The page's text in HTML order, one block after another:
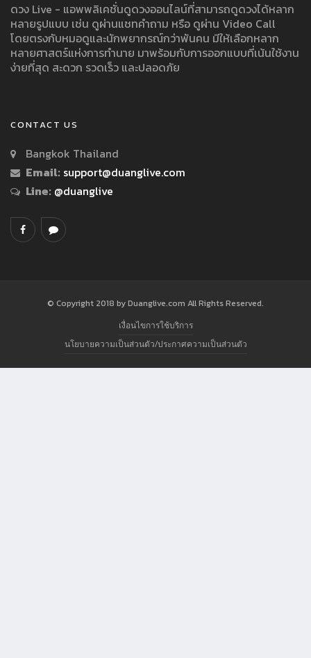
ดวง Live - แอพพลิเคชั่นดูดวงออนไลน์ที่สามารถดูดวงได้หลาก
หลายรูปแบบ เช่น ดูผ่านแชทคำถาม หรือ ดูผ่าน Video Call
โดยตรงกับหมอดูและนักพยากรณ์กว่าพันคน มีให้เลือกหลาก
หลายศาสตร์แห่งการทำนาย มาพร้อมกับการออกแบบที่เน้นใช้งาน
ง่ายที่สุด สะดวก รวดเร็ว และปลอดภัย
CONTACT US
Bangkok Thailand
Email: support@duanglive.com
Line: @duanglive
© Copyright 2018 by Duanglive.com All Rights Reserved.
เงื่อนไขการใช้บริการ
นโยบายความเป็นส่วนตัว/ประกาศความเป็นส่วนตัว